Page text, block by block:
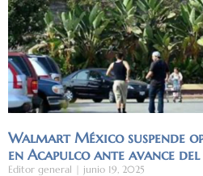
Walmart México suspende
en Acapulco ante avance
Editor general junio 19, 2025